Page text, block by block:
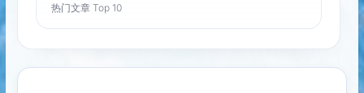
热门文章 Top 10